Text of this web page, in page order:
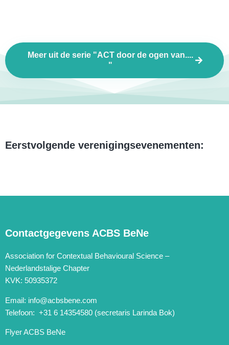
Meer uit de serie "ACT door de ogen van....
"
Eerstvolgende verenigingsevenementen:
Contactgegevens ACBS BeNe
Association for Contextual Behavioural Science –
Nederlandstalige Chapter
KVK: 50935372
Email: info@acbsbene.com
Telefoon: +31 6 14354580 (secretaris Larinda Bok)
Flyer ACBS BeNe